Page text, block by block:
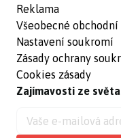
Reklama
Všeobecné
Nastavení soukromí
Zásady ochrany
Cookies zásady
Zajímavosti ze